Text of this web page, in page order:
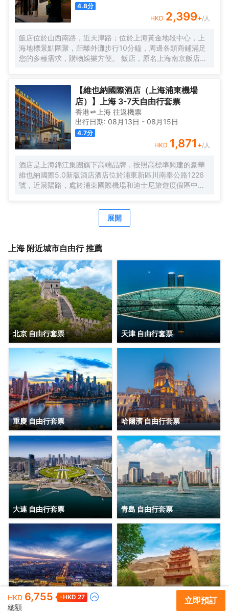
4.8分
HKD 2,399+/人
飯店位於山西南路，近天津路；位於上海黃金地段中心，上
海地標景點圍聚，距離外灘步行10分鐘，周邊各類商鋪滿足
您的多種需求，購物娛樂方便。 飯店，原名上海南京飯店。
上海文壇人士聚會的場所，文壇巨匠巴金、魯迅等都曾和南
京飯店結下不解之緣，是巴金早期宴請賓客及重大宴請之
地。 飯店配有無線WIFI、中西式自助餐廳、大堂吧、會議
室，自助餐廳提供營養、豐富、藝術的自助早餐，多種選擇
的午晚餐，每日下午2點至4點提供“社交時光”供您享用飲
料、小食，飯店是您旅遊、商務的上佳選擇。
【維也納國際酒店（上海浦東機場
店）】上海 3-7天自由行套票
香港 上海 往返機票
出行日期: 08月13日 - 08月15日
4.7分
HKD 1,871 +/人
酒店是上海錦江集團旗下高端品牌，按照高標準興建的豪華
維也納國際5.0新版酒店酒店位於浦東新區川南奉公路1226
號，近晨陽路，處於浦東國際機場和迪士尼旅遊度假區中間
離浦東國際機場，僅有15分鐘車程。距離上海國際旅遊度假
區（迪士尼樂園），僅有20分鐘車程。可便捷到達地鐵2號
資源眾多，有上海新國際博覽中心、佛羅倫薩奧特萊斯購物
海旅遊區等。 酒店是錦江酒店（中國區）旗下的中端連鎖品
牌酒店，按照維也納國際5.0標準裝修，簡約時尚，整體風格
舒適典雅。客房寬敞明亮，房內布置精美，處處體現人性化
的理念。 酒店還有免費停車場、休閒茶吧、精品早餐、寬敞
會議室等，同時還為您提供24小時免費浦東機場接機（需預
約）等服務，賓客抵達浦東機場並取完行李聯繫當值司機
（13651944838），T1航站樓-三樓-3號門，T2航站樓-三
樓29號門，另酒店提供迪士尼樂園免費班車服務，送站時間
早上07：20一班車子送往迪士尼樂園，晚上第二場煙花結束
接回預計時間約22：00左右。是商務、休閒、會務的理想酒
店。
展開
上海 附近城市自由行 推薦
北京 自由行套票 天津 自由行套票
重慶 自由行套票 哈爾濱 自由行套票
大連 自由行套票 青島 自由行套票
西安 自由行套票
HKD 6,755 -HKD 27
總額
立即預訂